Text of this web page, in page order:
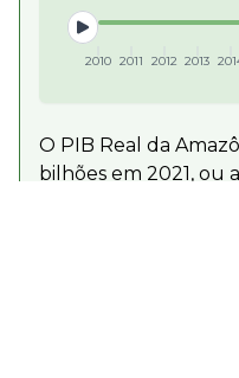
2010 2011 2012 2013
O PIB Real da
bilhões em 2021, ou